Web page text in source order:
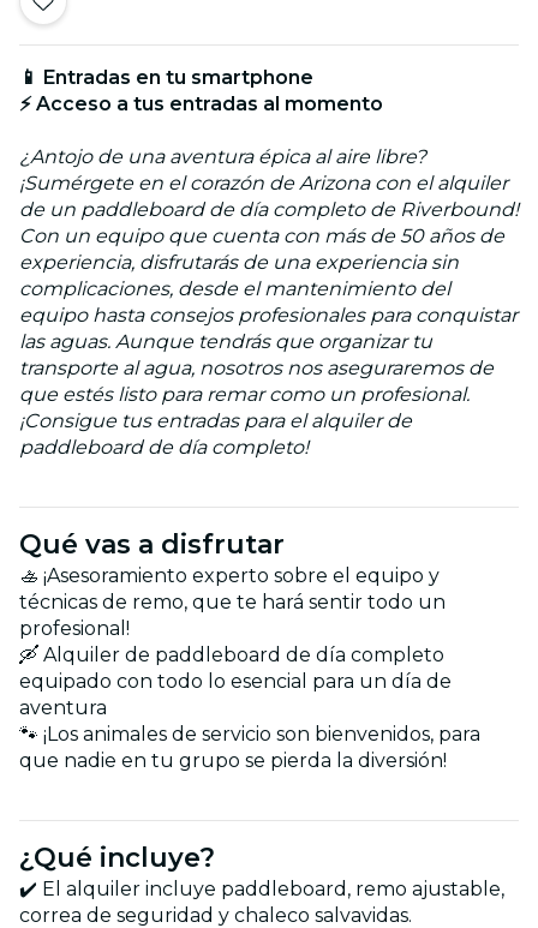
📱 Entradas en tu smartphone
⚡ Acceso a tus entradas al momento
¿Antojo de una aventura épica al aire libre?
¡Sumérgete en el corazón de Arizona con el alquiler
de un paddleboard de día completo de Riverbound!
Con un equipo que cuenta con más de 50 años de
experiencia, disfrutarás de una experiencia sin
complicaciones, desde el mantenimiento del
equipo hasta consejos profesionales para conquistar
las aguas. Aunque tendrás que organizar tu
transporte al agua, nosotros nos aseguraremos de
que estés listo para remar como un profesional.
¡Consigue tus entradas para el alquiler de
paddleboard de día completo!
Qué vas a disfrutar
🚣 ¡Asesoramiento experto sobre el equipo y
técnicas de remo, que te hará sentir todo un
profesional!
🛶 Alquiler de paddleboard de día completo
equipado con todo lo esencial para un día de
aventura
🐾 ¡Los animales de servicio son bienvenidos, para
que nadie en tu grupo se pierda la diversión!
¿Qué incluye?
✔️ El alquiler incluye paddleboard, remo ajustable,
correa de seguridad y chaleco salvavidas.